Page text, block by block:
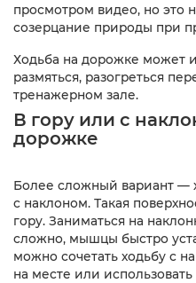
просмотром видео, но это
созерцание природы при
Ходьба на дорожке может
размяться, разогреться
тренажерном зале.
В гору или с
дорожке
Более сложный вариант —
с наклоном. Такая
гору. Заниматься на
сложно, мышцы быстро
можно сочетать ходьбу с
на месте или